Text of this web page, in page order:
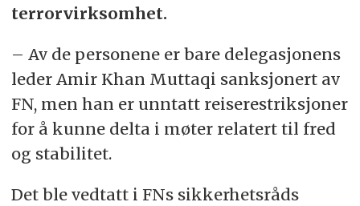
terrorvirksomhet.
– Av de personene er bare delegasjonens
leder Amir Khan Muttaqi sanksjonert av
FN, men han er unntatt reiserestriksjoner
for å kunne delta i møter relatert til fred
og stabilitet.
Det ble vedtatt i FNs sikkerhetsråds